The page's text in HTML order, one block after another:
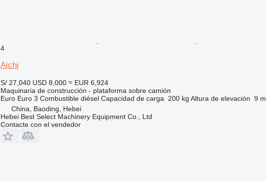
4
Aichi
S/ 27,040 USD 8,000 ≈ EUR 6,924
Maquinaria de construcción - plataforma sobre camión
Euro Euro 3 Combustible diésel Capacidad de carga 200 kg Altura de elevación 9 m
China, Baoding, Hebei
Hebei Best Select Machinery Equipment Co., Ltd
Contacte con el vendedor